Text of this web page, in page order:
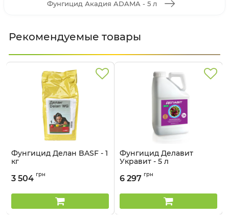
Фунгицид Акадия ADAMA - 5 л
Рекомендуемые товары
Фунгицид Делан BASF - 1
кг
3 504 грн
Фунгицид Делавит
Укравит - 5 л
6 297 грн